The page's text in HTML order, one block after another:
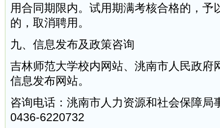
用合同期限内。试用期满考核合格的，予
的，取消聘用。
九、信息发布及政策咨询
吉林师范大学校内网站、洮南市人民政府
信息发布网站。
咨询电话：洮南市人力资源和社会保障局
0436-6220732